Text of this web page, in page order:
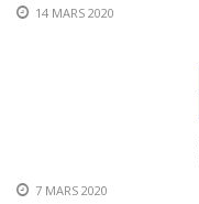
14 MARS 2020
7 MARS 2020